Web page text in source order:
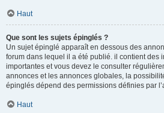
Haut
Que sont les sujets épinglés ?
Un sujet épinglé apparaît en dessous des
forum dans lequel il a été publié. il contient des
importantes et vous devez le consulter
annonces et les annonces globales, la
épinglés dépend des permissions définies par
Haut